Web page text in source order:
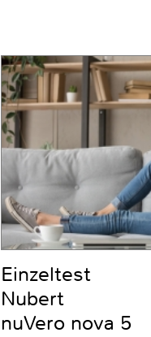
Einzeltest
Nubert
nuVero nova 5